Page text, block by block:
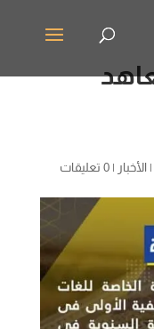
معاهد
الأخبار | 0 تعليقات